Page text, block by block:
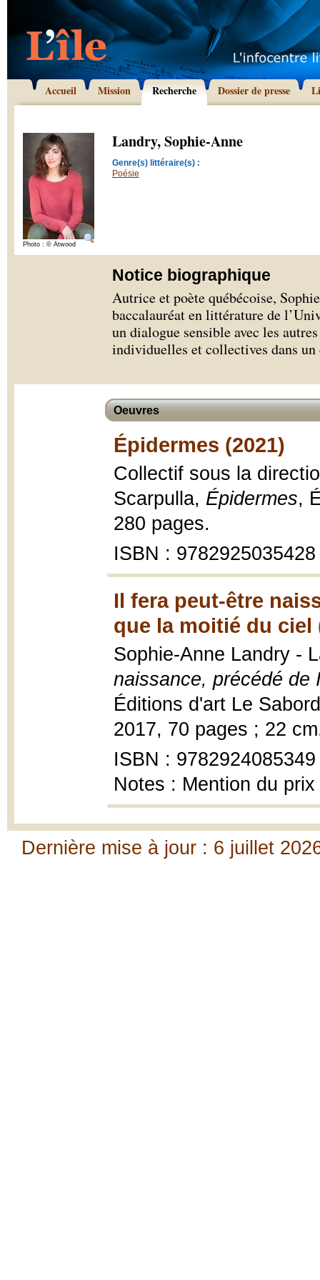
Accueil Mission Recherche Dossier de presse
Photo : © Atwood
Landry, Sophie-Anne
Genre(s) littéraire(s) :
Poésie
Notice biographique
Autrice et poète québécoise,
baccalauréat en littérature de
un dialogue sensible avec les
individuelles et collectives dans
Oeuvres
Épidermes (2021)
Collectif sous la
Scarpulla, Épidermes,
280 pages.
ISBN : 9782925035428
Il fera peut-être
que la moitié du ciel
Sophie-Anne Landry -
naissance, précédé de
Éditions d'art Le
2017, 70 pages ; 22
ISBN : 9782924085349
Notes : Mention du
Dernière mise à jour : 6 juillet